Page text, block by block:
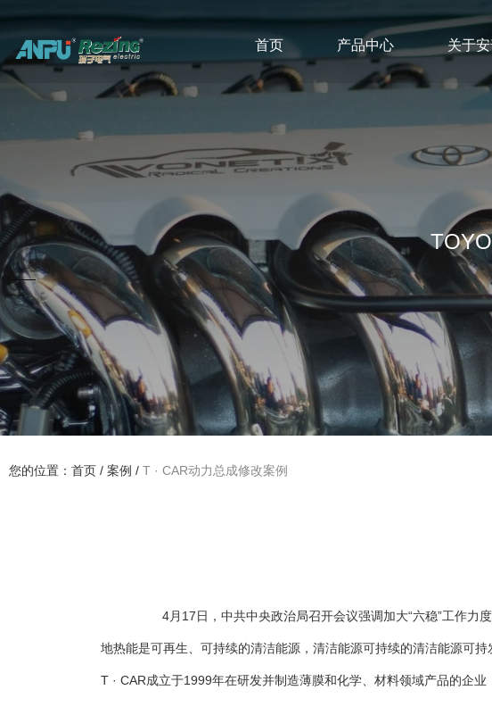
首页 产品中心 关于
您的位置：首页 / 案例 / T · CAR动力总成修改案例
4月17日，中共中央政治局召开会议强调加大“六稳”工作力
地热能是可再生、可持续的清洁能源，清洁能源可持续的清洁能源可
T · CAR成立于1999年在研发并制造薄膜和化学、材料领域产品的企